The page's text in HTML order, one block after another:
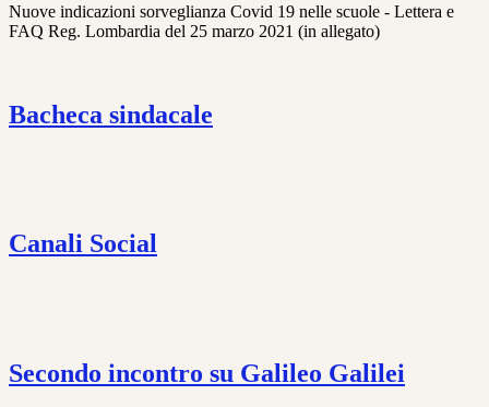
Nuove indicazioni sorveglianza Covid 19 nelle scuole - Lettera e
FAQ Reg. Lombardia del 25 marzo 2021 (in allegato)
Bacheca sindacale
Canali Social
Secondo incontro su Galileo Galilei